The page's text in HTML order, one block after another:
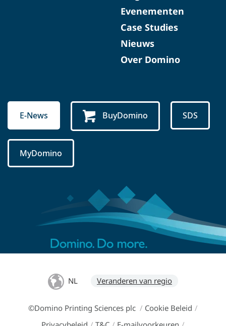
Evenementen
Case Studies
Nieuws
Over Domino
E-News BuyDomino SDS
MyDomino
NL Veranderen van regio
©Domino Printing Sciences plc / Cookie Beleid /